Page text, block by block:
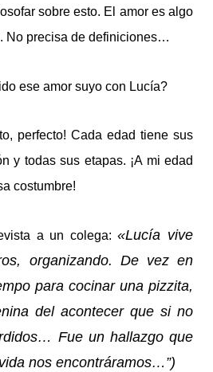
sobre esto. El amor es algo
No precisa de definiciones…
ese amor suyo con Lucía?
perfecto! Cada edad tiene sus
y todas sus etapas. ¡A mi edad
costumbre!
a un colega:«Lucía vive
organizando. De vez en
para cocinar una pizzita,
del acontecer que si no
Fue un hallazgo que
nos encontráramos…”)